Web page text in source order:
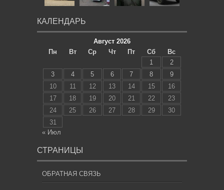
КАЛЕНДАРЬ
Август 2026
Пн
Вт Ср Чт Пт Сб
Вс
1
2
3
4 5 6 7 8
9
10
11 12 13 14 15
16
17
18 19 20 21 22
23
24
25 26 27 28 29
30
31
« Июл
СТРАНИЦЫ
ОБРАТНАЯ СВЯЗЬ